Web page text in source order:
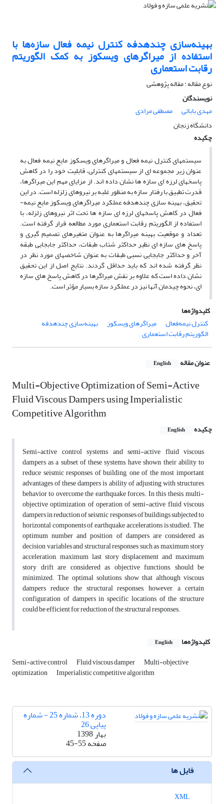
بهینه‌سازی چندهدفه کنترل نیمه فعال سازه‌ها با
استفاده از میراگرهای ویسکوز به کمک الگوریتم
رقابت استعماری
نوع مقاله : مقاله پژوهشی
نویسندگان
مهدی بابائی
مصطفی مرادی
دانشگاه زنجان
چکیده
سیستم­های کنترل نیمه­ فعال و میراگرهای ویسکوز مایع نیمه­ فعال به
عنوان زیر مجموعه­ ای از سیستم­های کنترلی، قابلیت خود را در کاهش
پاسخ­های لرزه­ ای سازه­ ها نشان داده­ اند. از مزایای مهم این میراگرها،
قدرت تطبیق با رفتار سازه به منظور غلبه بر نیروهای زلزله است. در این
تحقیق، بهینه­ سازی چندهدفه عملکرد میراگرهای ویسکوز مایع نیمه­
فعال در کاهش پاسخ­های لرزه ای سازه­ ها تحت اثر نیروهای زلزله، با
استفاده از الگوریتم رقابت استعماری مورد مطالعه قرار گرفته است.
تعداد و موقعیت بهینه میراگرها به عنوان متغیرهای تصمیم گیری و
پاسخ­ های سازه ای نظیر حداکثر شتاب طبقات، حداکثر جابجایی طبقه
آخر و حداکثر جاب­جایی نسبی طبقات به عنوان شاخص­های مورد نظر در
نظر گرفته شده ­اند که باید حداقل گردند. نتایج اصل از این تحقیق
نشان داده است که علاوه بر نقش میراگرها در کاهش پاسخ­ های سازه
ای، نحوه چیدمان آنها نیز در عملکرد سازه بسیار مؤثر است.
کلیدواژه‌ها
کنترل نیمه‌فعال
میراگرهای ویسکوز بهینه‌سازی چندهدفه
الگوریتم رقابت استعماری
عنوان مقاله English
Multi-Objective Optimization of Semi-Active
Fluid Viscous Dampers using Imperialistic
Competitive Algorithm
چکیده English
Semi-active control systems and semi-active fluid viscous
dampers as a subset of these systems, have shown their ability to
reduce seismic responses of building, one of the most important
advantages of these dampers is ability of adjusting with structures
behavior to overcome the earthquake forces. In this thesis, multi-
objective optimization of operation of semi-active fluid viscous
dampers in reduction of seismic responses of buildings subjected to
horizontal components of earthquake accelerations is studied. The
optimum number and position of dampers are considered as
decision variables and structural responses such as maximum story
acceleration, maximum last story displacement and maximum
story drift are considered as objective functions, should be
minimized. The optimal solutions show that although viscous
dampers reduce the structural responses, however, a certain
configuration of dampers in specific locations of the structure
could be efficient for reduction of the structural responses.
کلیدواژه‌ها English
Semi-active control Fluid viscous damper Multi-objective
optimization Imperialistic competitive algorithm
دوره 13، شماره 25 - شماره
پیاپی 26
بهار 1398
صفحه45-55
فایل ها